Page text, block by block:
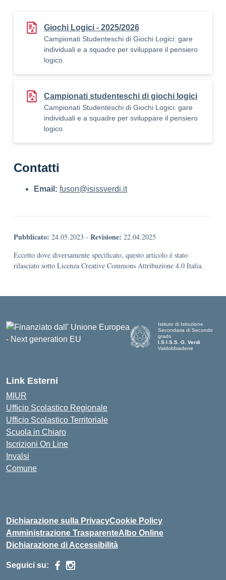
Giochi Logici - 2025/2026
Campionati Studenteschi di Giochi Logici: gare
individuali e a squadre per sviluppare il pensiero
logico.
Campionati studenteschi di giochi logici
Campionati Studenteschi di Giochi Logici: gare
individuali e a squadre per sviluppare il pensiero
logico.
Contatti
Email: fuson@isissverdi.it
Pubblicato: 24.05.2023 - Revisione: 22.04.2025
Eccetto dove diversamente specificato, questo articolo è stato
rilasciato sotto Licenza Creative Commons Attribuzione 4.0 Italia.
Istituto di Istruzione
Secondaria di Secondo
grado
I.S.I.S.S. G. Verdi
Valdobbiadene
Link Esterni
MIUR
Ufficio Scolastico Regionale
Ufficio Scolastico Territoriale
Scuola in Chiaro
Iscrizioni On Line
Invalsi
Comune
Dichiarazione sulla PrivacyCookie Policy
Amministrazione TrasparenteAlbo Online
Dichiarazione di Accessibilità
Seguici su: